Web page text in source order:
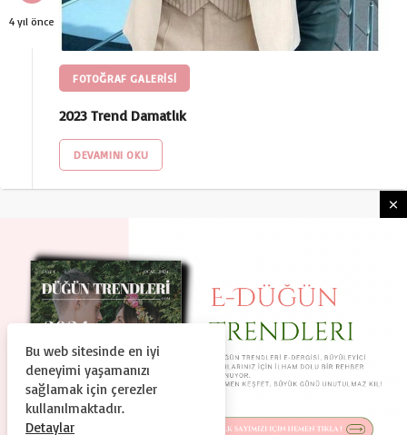
4 yıl önce
FOTOĞRAF GALERİSİ
2023 Trend Damatlık
DEVAMINI OKU
HAKKIMIZDA
KULLANIM ŞARTLARI
GIZLILIK VE GÜVENLIK
KÜNYE İLETIŞIM
© Copyright 2024, Tüm Hakları Saklıdır
Bu web sitesinde en iyi
deneyimi yaşamanızı
sağlamak için çerezler
kullanılmaktadır.
Detaylar